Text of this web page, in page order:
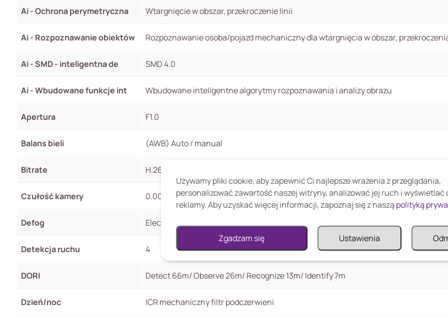
Ai - Ochrona perymetryczna Wtargnięcie w obszar, przekroczenie linii
Ai - Rozpoznawanie obiektów Rozpoznawanie osoba/pojazd mechaniczny dla wtargnięcia w obszar,
Ai - SMD - inteligentna de SMD 4.0
Ai - Wbudowane funkcje int Wbudowane inteligentne algorytmy rozpoznawania i analizy obrazu
Apertura F1.0
Balans bieli (AWB) Auto / manual
Bitrate H.264: 3 kbps~16384 kbps H.265: 3 kbps~16384 kbps
Czułość kamery 0.003Lux(Color,F1.0,30IRE) 0.0003Lux(F1.0,B/W,30IRE) 0Lux(IR)
Defog Electronic
Detekcja ruchu 4
DORI Detect 66m/ Observe 26m/ Recognize 13m/ Identify 7m
Dzień/noc ICR mechaniczny filtr podczerwieni
Używamy pliki cookie, aby zapewnić Ci najlepsze wrażenia z przeglądania,
personalizować zawartość naszej witryny, analizować jej ruch i wyświetlać
reklamy. Aby uzyskać więcej informacji, zapoznaj się z naszą polityką
Zgadzam się Ustawienia